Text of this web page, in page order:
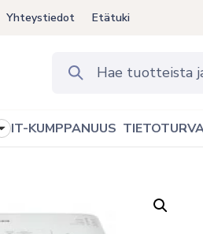
Yhteystiedot Etätuki
Toggle
IT-KUMPPANUUS